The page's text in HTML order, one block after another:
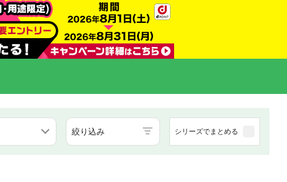
絞り込み シリーズでまとめる